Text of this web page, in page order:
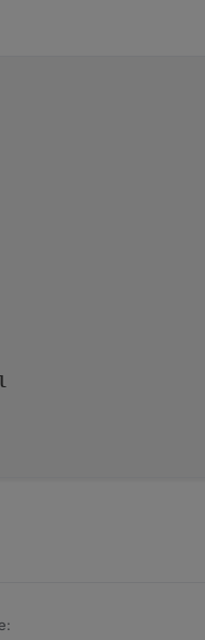
Zustände spiegelt.